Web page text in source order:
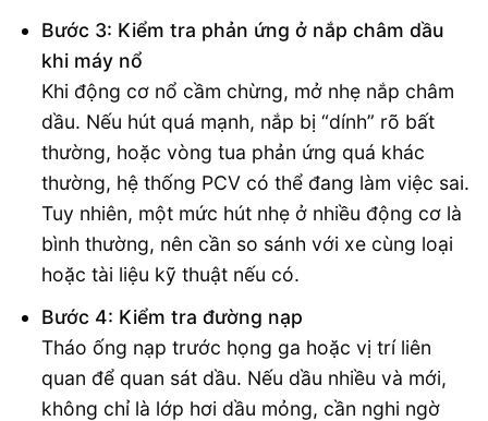
Bước 3: Kiểm tra phản ứng ở nắp châm dầu
khi máy nổ
Khi động cơ nổ cầm chừng, mở nhẹ nắp châm
dầu. Nếu hút quá mạnh, nắp bị “dính” rõ bất
thường, hoặc vòng tua phản ứng quá khác
thường, hệ thống PCV có thể đang làm việc sai.
Tuy nhiên, một mức hút nhẹ ở nhiều động cơ là
bình thường, nên cần so sánh với xe cùng loại
hoặc tài liệu kỹ thuật nếu có.
Bước 4: Kiểm tra đường nạp
Tháo ống nạp trước họng ga hoặc vị trí liên
quan để quan sát dầu. Nếu dầu nhiều và mới,
không chỉ là lớp hơi dầu mỏng, cần nghi ngờ